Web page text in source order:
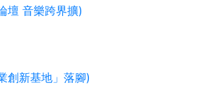
壇 音樂跨界擴)
創新基地」落腳)